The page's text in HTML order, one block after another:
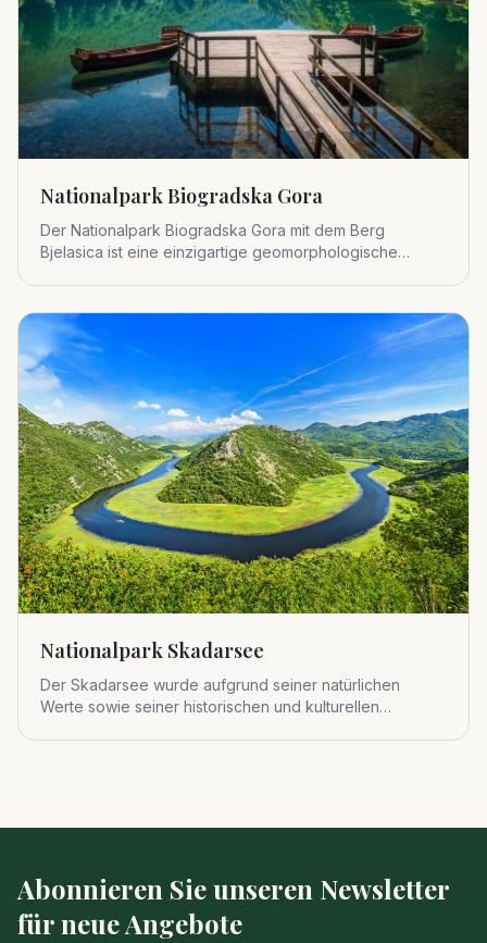
Nationalpark Biogradska Gora
Der Nationalpark Biogradska Gora mit dem Berg
Bjelasica ist eine einzigartige geomorphologische
Nationalpark Skadarsee
Der Skadarsee wurde aufgrund seiner natürlichen
Werte sowie seiner historischen und kulturellen
Abonnieren Sie unseren Newsletter
für neue Angebote